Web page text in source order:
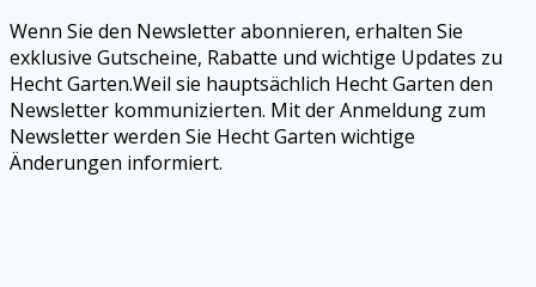
Wenn Sie den Newsletter abonnieren, erhalten Sie
exklusive Gutscheine, Rabatte und wichtige Updates zu
Hecht Garten.Weil sie hauptsächlich Hecht Garten den
Newsletter kommunizierten. Mit der Anmeldung zum
Newsletter werden Sie Hecht Garten wichtige
Änderungen informiert.